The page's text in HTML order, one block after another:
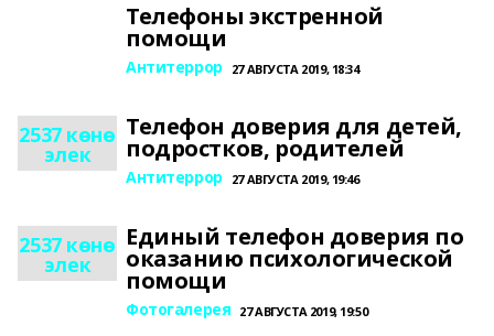
Телефоны экстренной
помощи
Антитеррор 27 АВГУСТА 2019, 18:34
2537 көнө
элек
Телефон доверия для детей,
подростков, родителей
Антитеррор 27 АВГУСТА 2019, 19:46
2537 көнө
элек
Единый телефон доверия по
оказанию психологической
помощи
Фотогалерея 27 АВГУСТА 2019, 19:50